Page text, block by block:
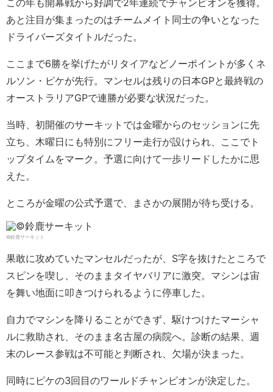
この年も開幕戦から好調で2年連続でチャンピオンを獲得。
あと注目が集まったのはチームメイト同士の争いとなった
ドライバーズタイトルだった。
ここまで6勝を挙げたがリタイアなどノーポイントが多くネ
ルソン・ピケが先行。マンセルは残りの日本GPと最終戦の
オーストラリアGPで連勝が必要な状況だった。
当時、初開催のサーキットでは金曜からのセッションに先
立ち、木曜日にも特別にフリー走行が設けられ、ここでト
ップタイムをマーク。予選に向けて一歩リードしたかに思
えた。
ところが金曜の公式予選で、まさかの展開が待ち受ける。
©鈴鹿サーキット
果敢に攻めていたマンセルだったが、S字を抜けたところで
スピンを喫し、そのままタイヤバリアに激突。マシンは宙
を舞い地面に叩きつけられるように停車した。
自力でマシンを降りることができず、駆けつけたマーシャ
ルに救助され、そのまま名古屋の病院へ。診断の結果、週
末のレース参戦は不可能と判断され、欠場が決まった。
同時にピケの3回目のワールドチャンピオンが決定した。